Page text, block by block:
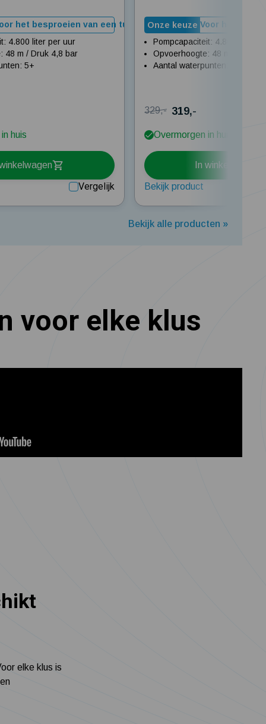
het besproeien van een tuin tot 350 m²
4.800 liter per uur
48 m / Druk 4,8 bar
5+
huis
Vergelijk
Onze keuze Voor het
Pompcapaciteit: 4.800 liter
Opvoerhoogte: 48 m / Druk
Aantal waterpunten: 5+
329,- 319,-
Overmorgen in huis
In winkelwagen
Bekijk product
Bekijk alle producten »
voor elke klus
elke klus is